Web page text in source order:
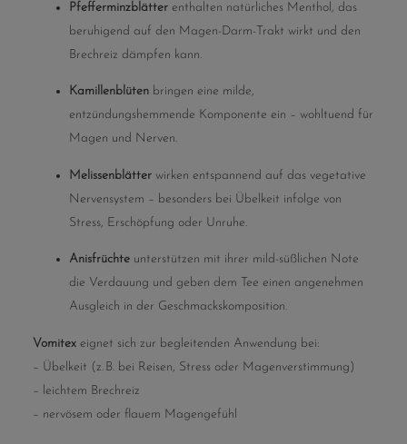
Pfefferminzblätterenthalten natürliches Menthol, das
beruhigend auf den Magen-Darm-Trakt wirkt und den
Brechreiz dämpfen kann.
Kamillenblütenbringen eine milde,
entzündungshemmende Komponente ein – wohltuend für
Magen und Nerven.
Melissenblätterwirken entspannend auf das vegetative
Nervensystem – besonders bei Übelkeit infolge von
Stress, Erschöpfung oder Unruhe.
Anisfrüchteunterstützen mit ihrer mild-süßlichen Note
die Verdauung und geben dem Tee einen angenehmen
Ausgleich in der Geschmackskomposition.
Vomitexeignet sich zur begleitenden Anwendung bei:
– Übelkeit (z. B. bei Reisen, Stress oder Magenverstimmung)
– leichtem Brechreiz
– nervösem oder flauem Magengefühl